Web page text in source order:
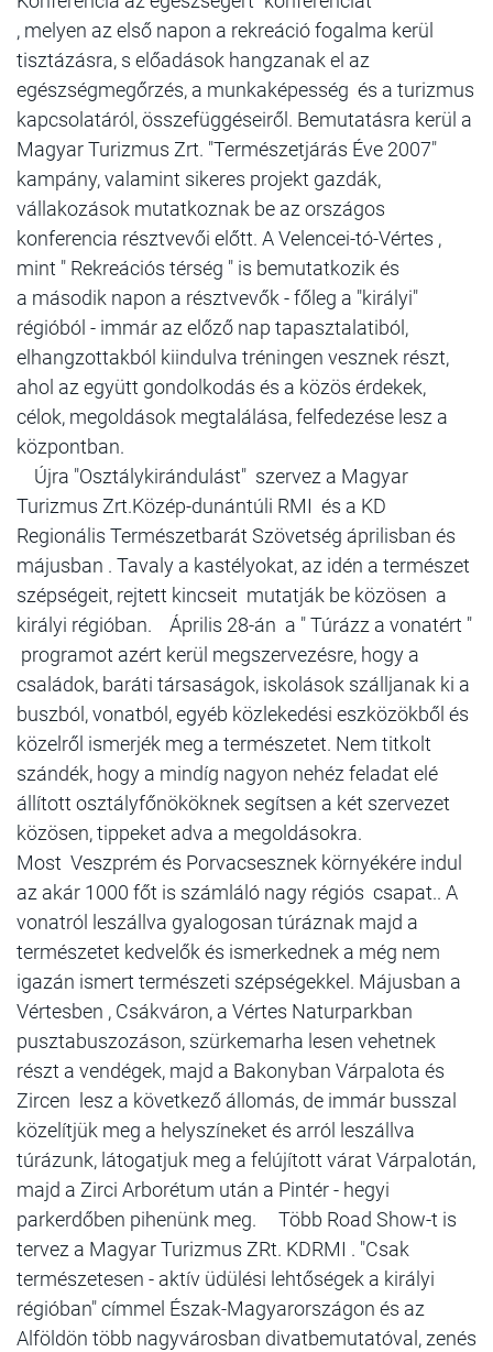
, melyen az első napon a rekreáció fogalma kerül
tisztázásra, s előadások hangzanak el az
egészségmegőrzés, a munkaképesség és a turizmus
kapcsolatáról, összefüggéseiről. Bemutatásra kerül a
Magyar Turizmus Zrt. "Természetjárás Éve 2007"
kampány, valamint sikeres projekt gazdák,
vállakozások mutatkoznak be az országos
konferencia résztvevői előtt. A Velencei-tó-Vértes ,
mint " Rekreációs térség " is bemutatkozik és
a második napon a résztvevők - főleg a "királyi"
régióból - immár az előző nap tapasztalatiból,
elhangzottakból kiindulva tréningen vesznek részt,
ahol az együtt gondolkodás és a közös érdekek,
célok, megoldások megtalálása, felfedezése lesz a
központban.
Újra "Osztálykirándulást" szervez a Magyar
Turizmus Zrt.Közép-dunántúli RMI és a KD
Regionális Természetbarát Szövetség áprilisban és
májusban . Tavaly a kastélyokat, az idén a természet
szépségeit, rejtett kincseit mutatják be közösen a
királyi régióban. Április 28-án a " Túrázz a vonatért "
programot azért kerül megszervezésre, hogy a
családok, baráti társaságok, iskolások szálljanak ki a
buszból, vonatból, egyéb közlekedési eszközökből és
közelről ismerjék meg a természetet. Nem titkolt
szándék, hogy a mindíg nagyon nehéz feladat elé
állított osztályfőnököknek segítsen a két szervezet
közösen, tippeket adva a megoldásokra.
Most Veszprém és Porvacsesznek környékére indul
az akár 1000 főt is számláló nagy régiós csapat.. A
vonatról leszállva gyalogosan túráznak majd a
természetet kedvelők és ismerkednek a még nem
igazán ismert természeti szépségekkel. Májusban a
Vértesben , Csákváron, a Vértes Naturparkban
pusztabuszozáson, szürkemarha lesen vehetnek
részt a vendégek, majd a Bakonyban Várpalota és
Zircen lesz a következő állomás, de immár busszal
közelítjük meg a helyszíneket és arról leszállva
túrázunk, látogatjuk meg a felújított várat Várpalotán,
majd a Zirci Arborétum után a Pintér - hegyi
parkerdőben pihenünk meg. Több Road Show-t is
tervez a Magyar Turizmus ZRt. KDRMI . "Csak
természetesen - aktív üdülési lehtőségek a királyi
régióban" címmel Észak-Magyarországon és az
Alföldön több nagyvárosban divatbemutatóval, zenés